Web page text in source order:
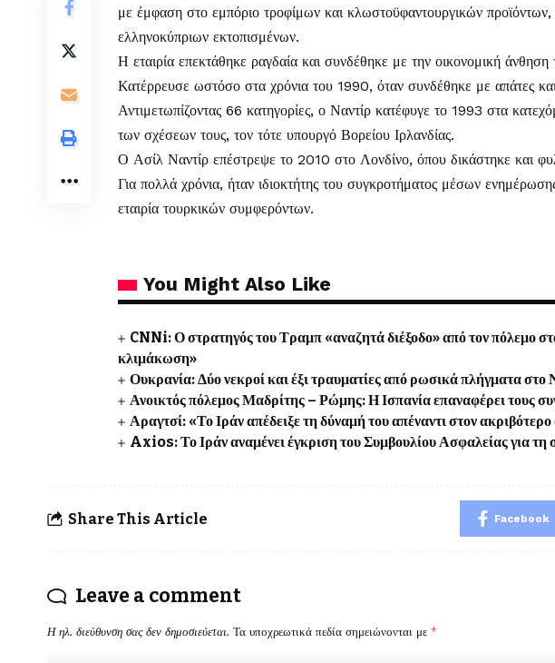
με έμφαση στο εμπόριο τροφίμων και κλωστοϋφαντουργικών προϊόντων,
ελληνοκύπριων εκτοπισμένων.
Η εταιρία επεκτάθηκε ραγδαία και συνδέθηκε με την οικονομική
Κατέρρευσε ωστόσο στα χρόνια του 1990, όταν συνδέθηκε με απάτες και
Αντιμετωπίζοντας 66 κατηγορίες, ο Ναντίρ κατέφυγε το 1993 στα
των σχέσεων τους, τον τότε υπουργό Βορείου Ιρλανδίας.
Ο Ασίλ Ναντίρ επέστρεψε το 2010 στο Λονδίνο, όπου δικάστηκε και
Για πολλά χρόνια, ήταν ιδιοκτήτης του συγκροτήματος μέσων
εταιρία τουρκικών συμφερόντων.
You Might Also Like
CNNi: Ο στρατηγός του Τραμπ «αναζητά διέξοδο» από τον πόλεμο
κλιμάκωση»
Ουκρανία: Δύο νεκροί και έξι τραυματίες από ρωσικά πλήγματα
Ανοικτός πόλεμος Μαδρίτης – Ρώμης: Η Ισπανία επαναφέρει τους
Αραγτσί: «Το Ιράν απέδειξε τη δύναμή του απέναντι στον
Axios: Το Ιράν αναμένει έγκριση του Συμβουλίου Ασφαλείας για
Share This Article Facebook
Leave a comment
Η ηλ. διεύθυνση σας δεν δημοσιεύεται. Τα υποχρεωτικά πεδία σημειώνονται με *